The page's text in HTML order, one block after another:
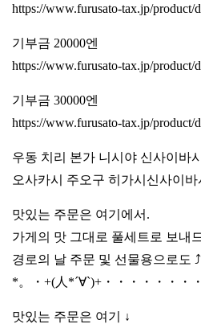
https://www.furusato-tax.jp/product/
기부금 20000엔
https://www.furusato-tax.jp/product/
기부금 30000엔
https://www.furusato-tax.jp/product/
우동 치리 본가 니시야 신사이바
오사카시 주오구 히가시신사이바
맛있는 주문은 여기에서.
가게의 맛 그대로 풀세트로 보내드
경로의 날 주문 및 선물용으로도 ⤴️
*。・+(人*´∀`)+・・・・・・・
맛있는 주문은 여기 ↓